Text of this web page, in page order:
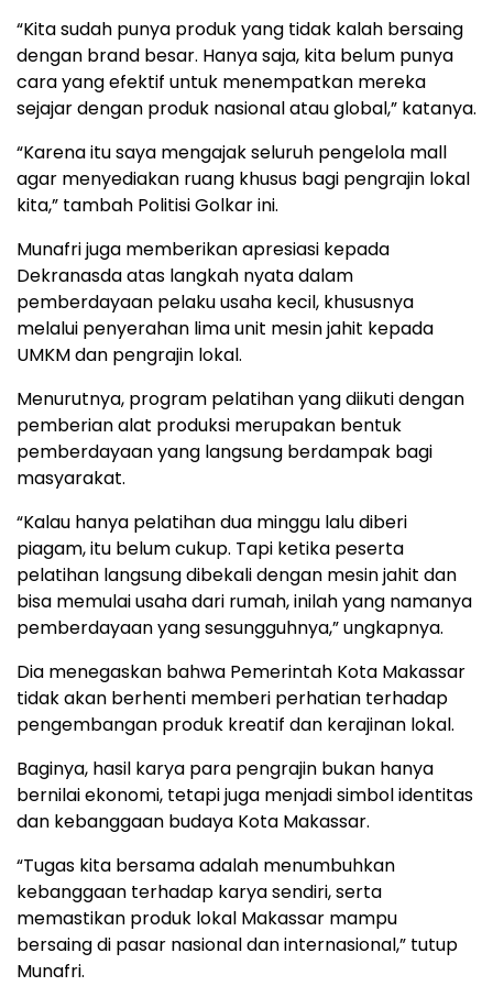
“Kita sudah punya produk yang tidak kalah bersaing
dengan brand besar. Hanya saja, kita belum punya
cara yang efektif untuk menempatkan mereka
sejajar dengan produk nasional atau global,” katanya.
“Karena itu saya mengajak seluruh pengelola mall
agar menyediakan ruang khusus bagi pengrajin lokal
kita,” tambah Politisi Golkar ini.
Munafri juga memberikan apresiasi kepada
Dekranasda atas langkah nyata dalam
pemberdayaan pelaku usaha kecil, khususnya
melalui penyerahan lima unit mesin jahit kepada
UMKM dan pengrajin lokal.
Menurutnya, program pelatihan yang diikuti dengan
pemberian alat produksi merupakan bentuk
pemberdayaan yang langsung berdampak bagi
masyarakat.
“Kalau hanya pelatihan dua minggu lalu diberi
piagam, itu belum cukup. Tapi ketika peserta
pelatihan langsung dibekali dengan mesin jahit dan
bisa memulai usaha dari rumah, inilah yang namanya
pemberdayaan yang sesungguhnya,” ungkapnya.
Dia menegaskan bahwa Pemerintah Kota Makassar
tidak akan berhenti memberi perhatian terhadap
pengembangan produk kreatif dan kerajinan lokal.
Baginya, hasil karya para pengrajin bukan hanya
bernilai ekonomi, tetapi juga menjadi simbol identitas
dan kebanggaan budaya Kota Makassar.
“Tugas kita bersama adalah menumbuhkan
kebanggaan terhadap karya sendiri, serta
memastikan produk lokal Makassar mampu
bersaing di pasar nasional dan internasional,” tutup
Munafri.